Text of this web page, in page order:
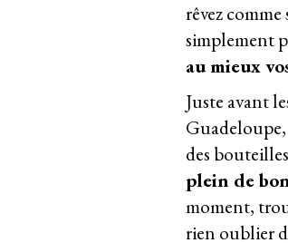
rêvez
simplement
au mieux
Juste avant
des
plein de
moment,
rien oublier